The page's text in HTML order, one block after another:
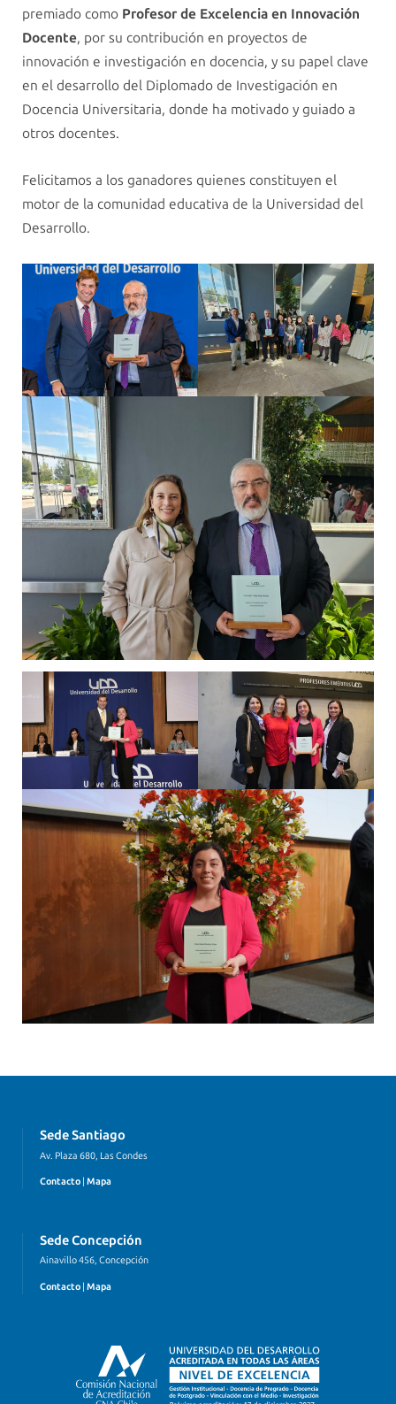
premiado como Profesor de Excelencia en Innovación
Docente, por su contribución en proyectos de
innovación e investigación en docencia, y su papel clave
en el desarrollo del Diplomado de Investigación en
Docencia Universitaria, donde ha motivado y guiado a
otros docentes.
Felicitamos a los ganadores quienes constituyen el
motor de la comunidad educativa de la Universidad del
Desarrollo.
Sede Santiago
Av. Plaza 680, Las Condes
Contacto | Mapa
Sede Concepción
Ainavillo 456, Concepción
Contacto | Mapa